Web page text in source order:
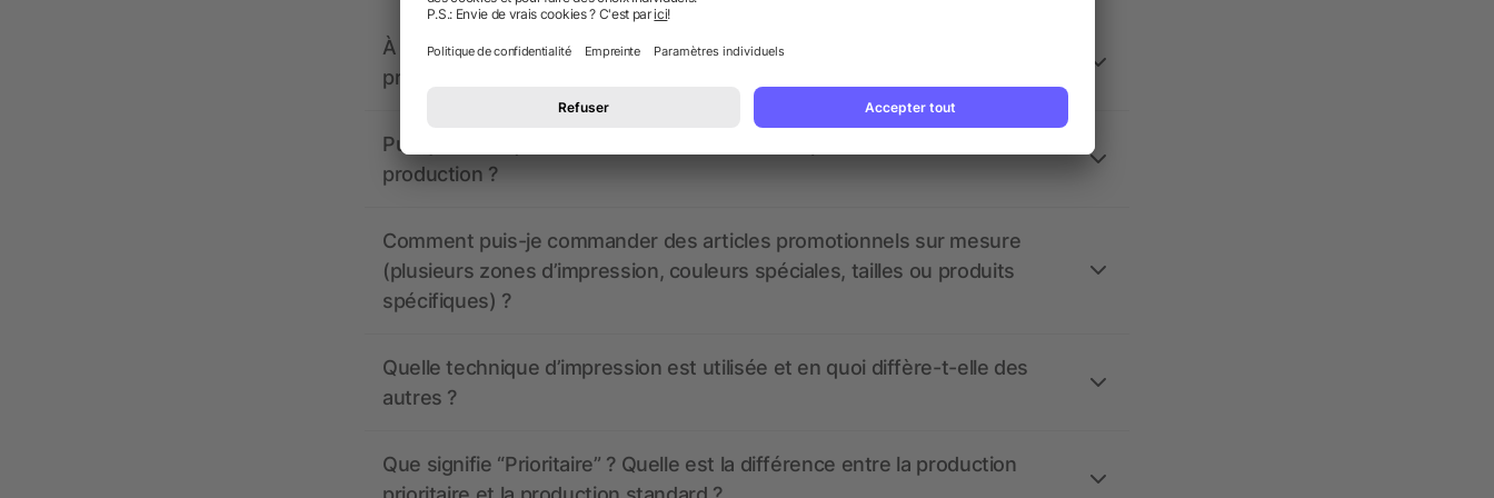
À quoi doivent ressembler les données d’impression ? allbranded
propose-t-il un service pour les créer ?
Puis-je voir à quoi ressembleront mes articles promotionnels avant la
production ?
Comment puis-je commander des articles promotionnels sur mesure
(plusieurs zones d’impression, couleurs spéciales, tailles ou produits
spécifiques) ?
Quelle technique d’impression est utilisée et en quoi diffère-t-elle des
autres ?
Que signifie “Prioritaire” ? Quelle est la différence entre la production